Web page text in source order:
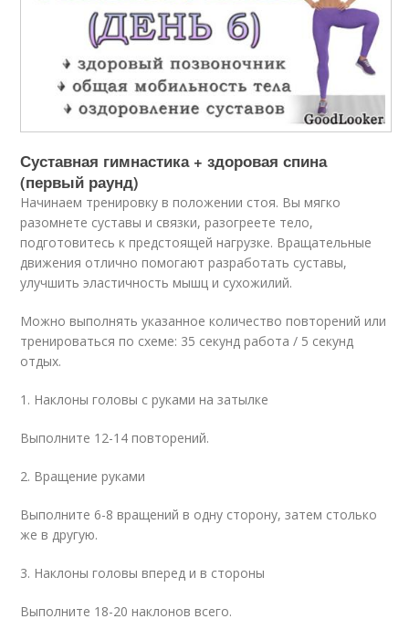
Суставная гимнастика + здоровая спина
(первый раунд)
Начинаем тренировку в положении стоя. Вы мягко
разомнете суставы и связки, разогреете тело,
подготовитесь к предстоящей нагрузке. Вращательные
движения отлично помогают разработать суставы,
улучшить эластичность мышц и сухожилий.
Можно выполнять указанное количество повторений или
тренироваться по схеме: 35 секунд работа / 5 секунд
отдых.
1. Наклоны головы с руками на затылке
Выполните 12-14 повторений.
2. Вращение руками
Выполните 6-8 вращений в одну сторону, затем столько
же в другую.
3. Наклоны головы вперед и в стороны
Выполните 18-20 наклонов всего.